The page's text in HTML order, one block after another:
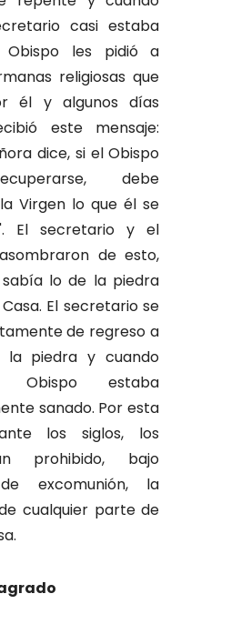
casi estaba
Obispo les pidió a
religiosas que
él y algunos días
este mensaje:
dice, si el Obispo
debe
Virgen lo que él se
El secretario y el
de esto,
lo de la piedra
El secretario se
de regreso a
la piedra y cuando
estaba
sanado. Por esta
los siglos, los
prohibido, bajo
excomunión, la
cualquier parte de